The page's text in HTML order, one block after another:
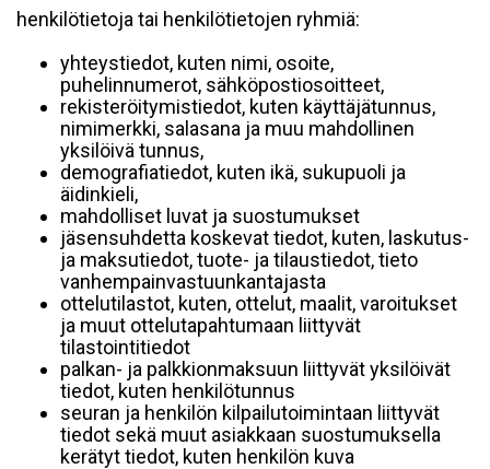
henkilötietoja tai henkilötietojen ryhmiä:
yhteystiedot, kuten nimi, osoite,
puhelinnumerot, sähköpostiosoitteet,
rekisteröitymistiedot, kuten käyttäjätunnus,
nimimerkki, salasana ja muu mahdollinen
yksilöivä tunnus,
demografiatiedot, kuten ikä, sukupuoli ja
äidinkieli,
mahdolliset luvat ja suostumukset
jäsensuhdetta koskevat tiedot, kuten, laskutus-
ja maksutiedot, tuote- ja tilaustiedot, tieto
vanhempainvastuunkantajasta
ottelutilastot, kuten, ottelut, maalit, varoitukset
ja muut ottelutapahtumaan liittyvät
tilastointitiedot
palkan- ja palkkionmaksuun liittyvät yksilöivät
tiedot, kuten henkilötunnus
seuran ja henkilön kilpailutoimintaan liittyvät
tiedot sekä muut asiakkaan suostumuksella
kerätyt tiedot, kuten henkilön kuva